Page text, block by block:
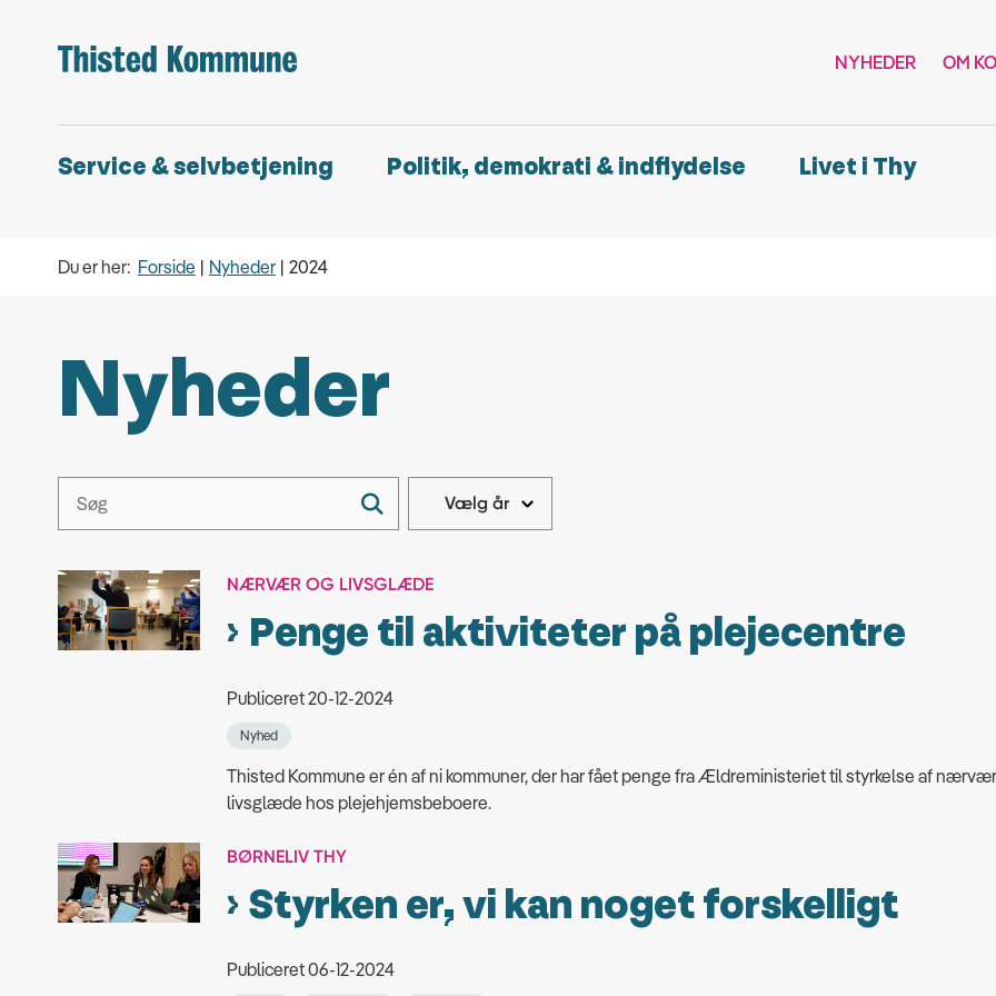
NYHEDER OM
Service & selvbetjening Politik, demokrati & indflydelse Livet i Thy
Du er her: Forside Nyheder 2024
Nyheder
NÆRVÆR OG LIVSGLÆDE
Penge til aktiviteter på plejecentre
Publiceret 20-12-2024
Nyhed
Thisted Kommune er én af ni kommuner, der har fået penge fra Ældreministeriet til styrkelse af
livsglæde hos plejehjemsbeboere.
BØRNELIV THY
Styrken er, vi kan noget forskelligt
Publiceret 06-12-2024